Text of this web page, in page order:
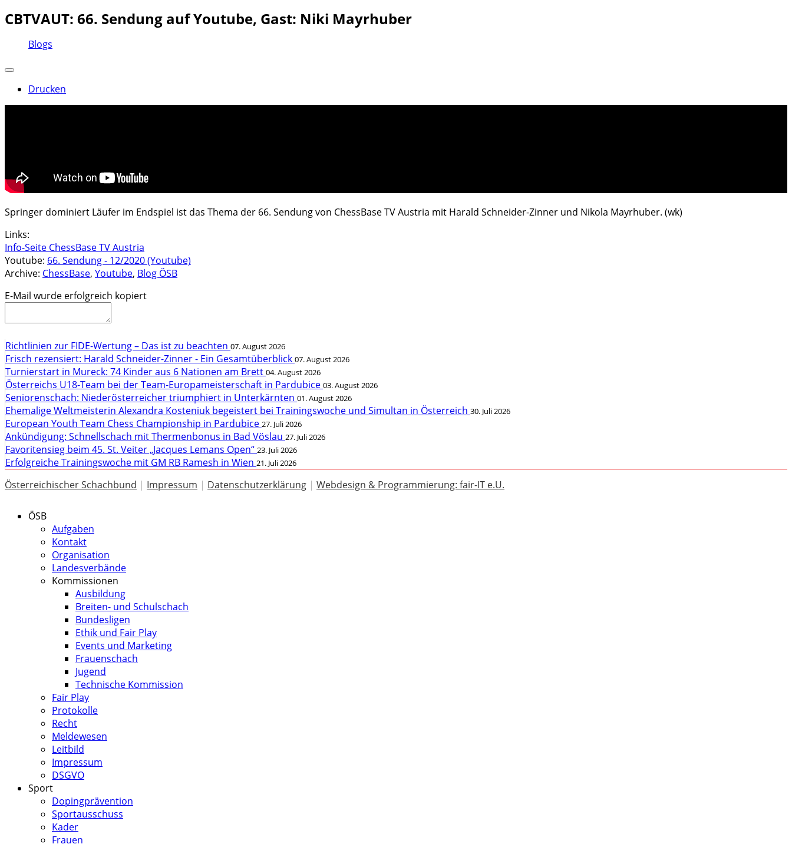
CBTVAUT: 66. Sendung auf Youtube, Gast: Niki Mayrhuber
Blogs
Drucken
Springer dominiert Läufer im Endspiel ist das Thema der 66. Sendung von ChessBase TV Austria mit Harald Schneider-Zinner und Nikola Mayrhuber. (wk)
Links:
Info-Seite ChessBase TV Austria
Youtube: 66. Sendung - 12/2020 (Youtube)
Archive: ChessBase, Youtube, Blog ÖSB
E-Mail wurde erfolgreich kopiert
Richtlinien zur FIDE-Wertung – Das ist zu beachten 07. August 2026
Frisch rezensiert: Harald Schneider-Zinner - Ein Gesamtüberblick 07. August 2026
Turnierstart in Mureck: 74 Kinder aus 6 Nationen am Brett 04. August 2026
Österreichs U18-Team bei der Team-Europameisterschaft in Pardubice 03. August 2026
Seniorenschach: Niederösterreicher triumphiert in Unterkärnten 01. August 2026
Ehemalige Weltmeisterin Alexandra Kosteniuk begeistert bei Trainingswoche und Simultan in Österreich 30. Juli 2026
European Youth Team Chess Championship in Pardubice 27. Juli 2026
Ankündigung: Schnellschach mit Thermenbonus in Bad Vöslau 27. Juli 2026
Favoritensieg beim 45. St. Veiter „Jacques Lemans Open“ 23. Juli 2026
Erfolgreiche Trainingswoche mit GM RB Ramesh in Wien 21. Juli 2026
Österreichischer Schachbund | Impressum | Datenschutzerklärung | Webdesign & Programmierung: fair-IT e.U.
ÖSB
Aufgaben
Kontakt
Organisation
Landesverbände
Kommissionen
Ausbildung
Breiten- und Schulschach
Bundesligen
Ethik und Fair Play
Events und Marketing
Frauenschach
Jugend
Technische Kommission
Fair Play
Protokolle
Recht
Meldewesen
Leitbild
Impressum
DSGVO
Sport
Dopingprävention
Sportausschuss
Kader
Frauen